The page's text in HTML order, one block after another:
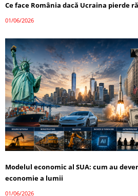
Ce face România dacă Ucraina pierde
01/06/2026
Modelul economic al SUA: cum au
economie a lumii
01/06/2026